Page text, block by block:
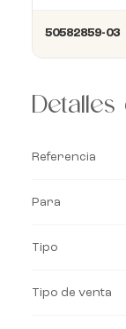
50582859-03
Referencia
Para
Tipo
Tipo de venta